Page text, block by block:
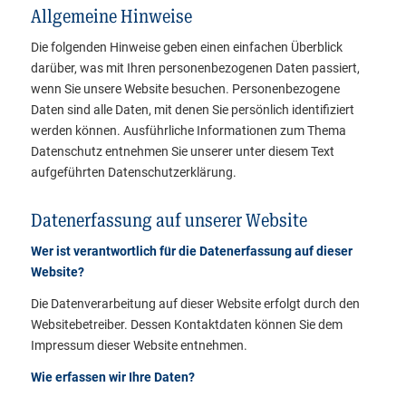
Allgemeine Hinweise
Die folgenden Hinweise geben einen einfachen Überblick
darüber, was mit Ihren personenbezogenen Daten passiert,
wenn Sie unsere Website besuchen. Personenbezogene
Daten sind alle Daten, mit denen Sie persönlich identifiziert
werden können. Ausführliche Informationen zum Thema
Datenschutz entnehmen Sie unserer unter diesem Text
aufgeführten Datenschutzerklärung.
Datenerfassung auf unserer Website
Wer ist verantwortlich für die Datenerfassung auf dieser
Website?
Die Datenverarbeitung auf dieser Website erfolgt durch den
Websitebetreiber. Dessen Kontaktdaten können Sie dem
Impressum dieser Website entnehmen.
Wie erfassen wir Ihre Daten?